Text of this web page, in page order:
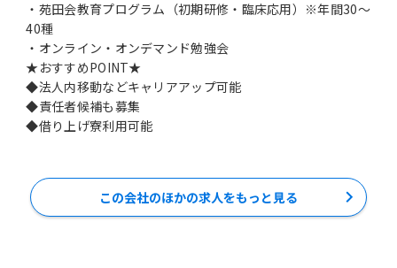
・苑田会教育プログラム（初期研修・臨床応用）※年間30～
40種
・オンライン・オンデマンド勉強会
★おすすめPOINT★
◆法人内移動などキャリアアップ可能
◆責任者候補も募集
◆借り上げ寮利用可能
この会社のほかの求人をもっと見る